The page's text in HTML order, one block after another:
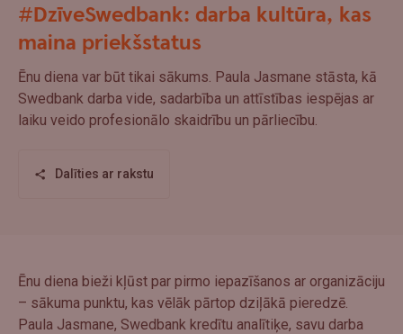
#DzīveSwedbank: darba kultūra, kas
maina priekšstatus
Ēnu diena var būt tikai sākums. Paula Jasmane stāsta, kā
Swedbank darba vide, sadarbība un attīstības iespējas ar
laiku veido profesionālo skaidrību un pārliecību.
Dalīties ar rakstu
Ēnu diena bieži kļūst par pirmo iepazīšanos ar organizāciju
– sākuma punktu, kas vēlāk pārtop dziļākā pieredzē.
Paula Jasmane, Swedbank kredītu analītiķe, savu darba